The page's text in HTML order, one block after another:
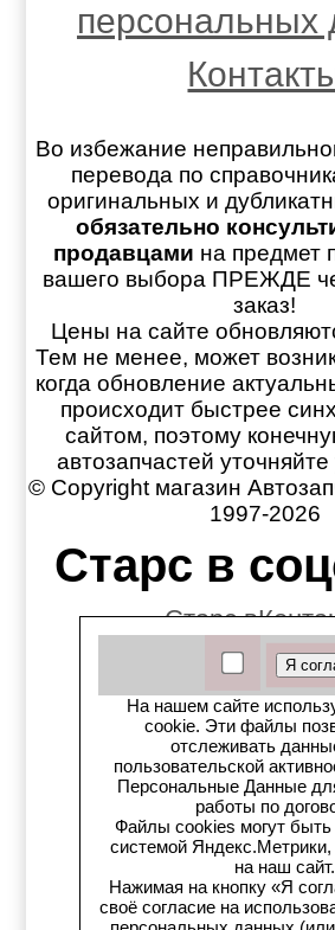
персональных
Во избежание
перевода по
оригинальных и
обязательно
продавцами на предмет
вашего выбора ПРЕЖДЕ
заказ!
Цены на сайте
Тем не менее, может
когда обновление
происходит быстрее
сайтом, поэтому
автозапчастей
© Copyright магазин
1997-2026
Старс в
Старс
Старс в
Телеграм-
Старс на
Старс в
Старс в картах
На нашем сайте
cookie. Эти файлы
отслеживать
пользовательской
Персональные Данные
работы по
Файлы cookies могут быть
системой Яндекс.Метрики,
на наш сайт.
Нажимая на кнопку «Я
своё согласие на